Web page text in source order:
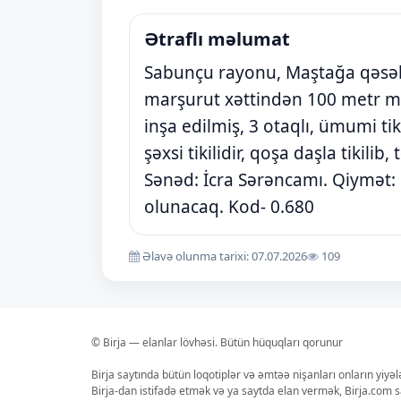
Ətraflı məlumat
Sabunçu rayonu, Maştağa
marşurut xəttindən 100 metr
inşa edilmiş, 3 otaqlı, ümumi
şəxsi tikilidir, qoşa daşla
Sənəd: İcra Sərəncamı.
olunacaq. Kod- 0.680
Əlavə olunma tarixi: 07.07.2026 109
© Birja — elanlar lövhəsi. Bütün hüquqları qorunur
Birja saytında bütün loqotiplər və əmtəə nişanları onların
Birja-dan istifadə etmək və ya saytda elan vermək, Birja.com